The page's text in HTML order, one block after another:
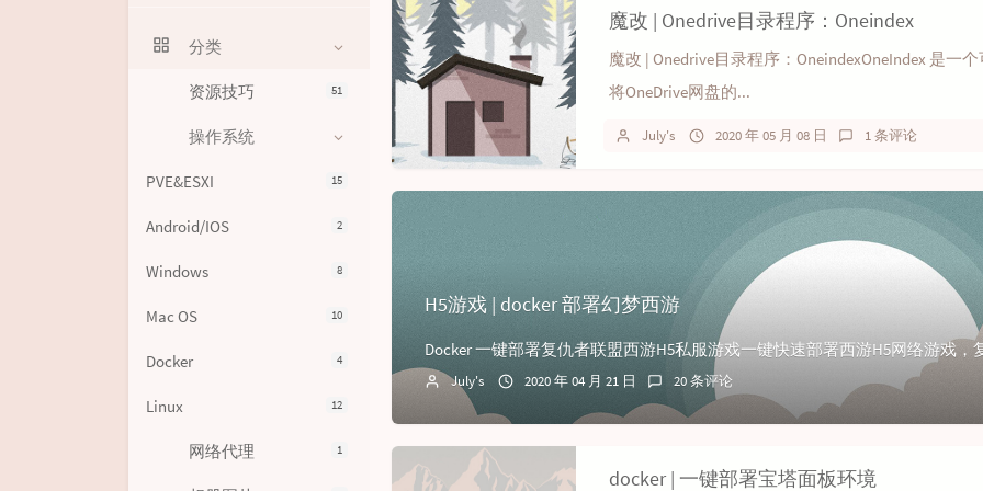
分类
51
资源技巧
操作系统
15
PVE&ESXI
2
Android/IOS
8
Windows
10
Mac OS
4
Docker
12
Linux
1
网络代理
魔改 | Onedrive目录程序：Oneindex
魔改 | Onedrive目录程序：OneindexOneIndex 是一
将OneDrive网盘的...
July's 2020 年 05 月 08 日 1 条评论
H5游戏 | docker 部署幻梦西游
July's 2020 年 04 月 21 日 20 条评论
docker | 一键部署宝塔面板环境